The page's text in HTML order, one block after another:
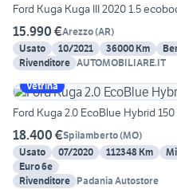
Ford Kuga Kuga III 2020 1.5
15.990 €Arezzo(AR)
Usato
10/2021 36000 Km
Rivenditore AUTOMOBILIARE.IT
Vetrina
Ford Kuga 2.0 EcoBlue Hybrid 150
18.400 €Spilamberto(MO)
Usato
07/2020 112348 Km
Euro 6e
Rivenditore Padania Autostore